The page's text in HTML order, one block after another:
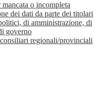
mancata o incompleta
dei dati da parte dei titolari
di amministrazione, di
governo
regionali/provinciali